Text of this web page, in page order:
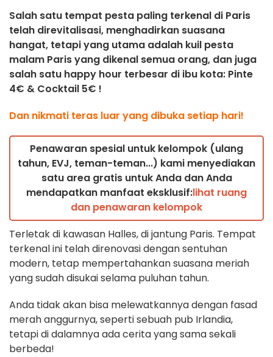
Salah satu tempat pesta paling terkenal di Paris
telah direvitalisasi, menghadirkan suasana
hangat, tetapi yang utama adalah kuil pesta
malam Paris yang dikenal semua orang, dan juga
salah satu happy hour terbesar di ibu kota: Pinte
4€ & Cocktail 5€ !
Dan nikmati teras luar yang dibuka setiap hari!
Penawaran spesial untuk kelompok (ulang
tahun, EVJ, teman-teman...) kami menyediakan
satu area gratis untuk Anda dan Anda
mendapatkan manfaat eksklusif:lihat ruang
dan penawaran kelompok
Terletak di kawasan Halles, di jantung Paris. Tempat
terkenal ini telah direnovasi dengan sentuhan
modern, tetap mempertahankan suasana meriah
yang sudah disukai selama puluhan tahun.
Anda tidak akan bisa melewatkannya dengan fasad
merah anggurnya, seperti sebuah pub Irlandia,
tetapi di dalamnya ada cerita yang sama sekali
berbeda!